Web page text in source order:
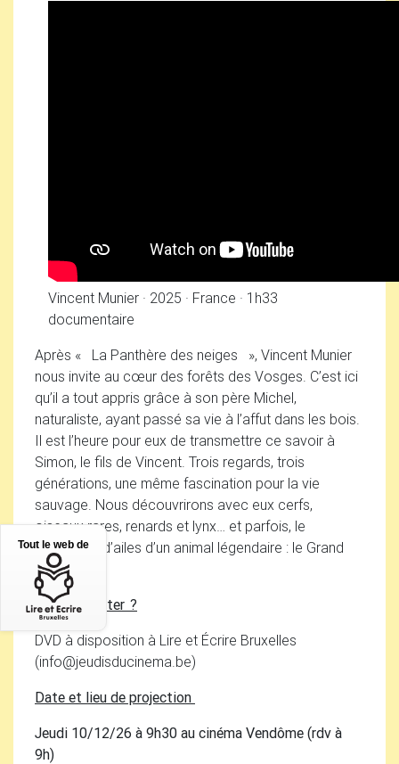
Vincent Munier · 2025 · France · 1h33
documentaire
Après «
La Panthère des neiges
», Vincent Munier
nous invite au cœur des forêts des Vosges. C’est ici
qu’il a tout appris grâce à son père Michel,
naturaliste, ayant passé sa vie à l’affut dans les bois.
Il est l’heure pour eux de transmettre ce savoir à
Simon, le fils de Vincent. Trois regards, trois
générations, une même fascination pour la vie
sauvage. Nous découvrirons avec eux cerfs,
oiseaux rares, renards et lynx… et parfois, le
battement d’ailes d’un animal légendaire : le Grand
Tétras.
Où l’emprunter ?
DVD à disposition à Lire et Écrire Bruxelles
(info@jeudisducinema.be)
Date et lieu de projection
Jeudi 10/12/26 à 9h30 au cinéma Vendôme (rdv à
9h)
Tout le web de